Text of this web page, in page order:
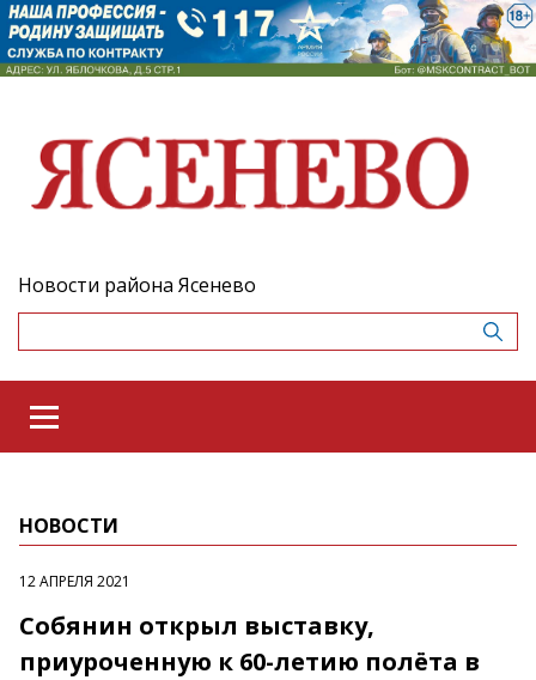
Новости района Ясенево
НОВОСТИ
12 АПРЕЛЯ 2021
Собянин открыл выставку,
приуроченную к 60-летию полёта в